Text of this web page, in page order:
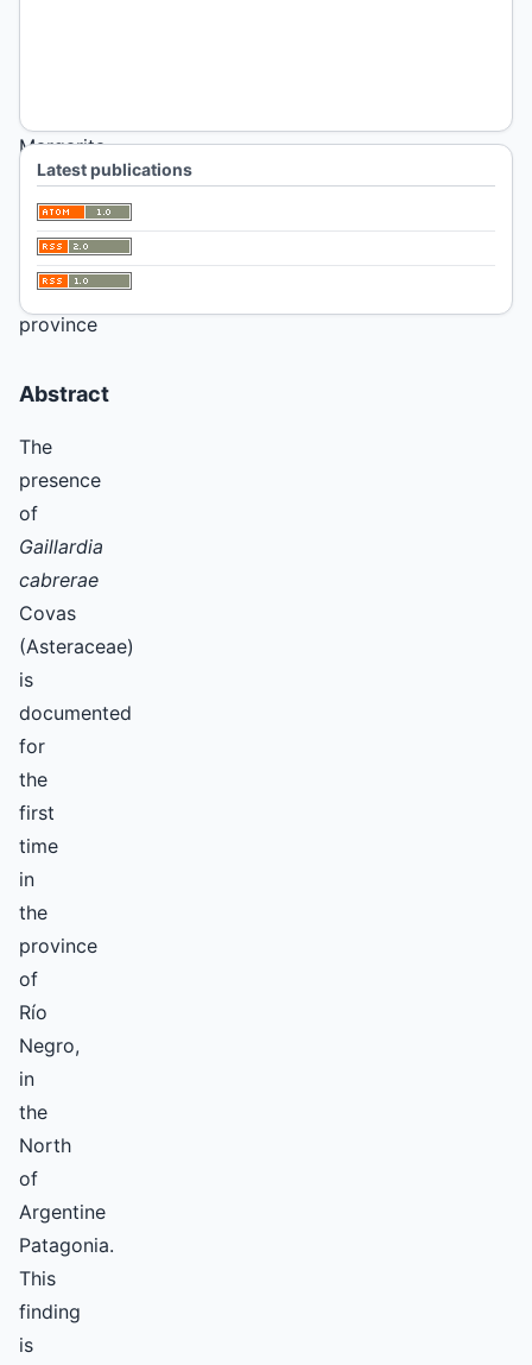
Colorado,
Margarita
pampeana,
vascular
flora,
Río
Negro
province
Abstract
The
presence
of
Gaillardia
cabrerae
Covas
(Asteraceae)
is
documented
for
the
first
time
in
the
province
of
Río
Negro,
in
the
North
of
Argentine
Patagonia.
This
finding
is
Latest publications